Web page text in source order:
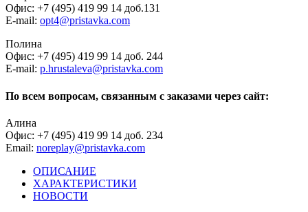
Офис: +7 (495) 419 99 14 доб.131
E-mail: opt4@pristavka.com
Полина
Офис: +7 (495) 419 99 14 доб. 244
E-mail: p.hrustaleva@pristavka.com
По всем вопросам, связанным с заказами через сайт:
Алина
Офис: +7 (495) 419 99 14 доб. 234
Email: noreplay@pristavka.com
ОПИСАНИЕ
ХАРАКТЕРИСТИКИ
НОВОСТИ